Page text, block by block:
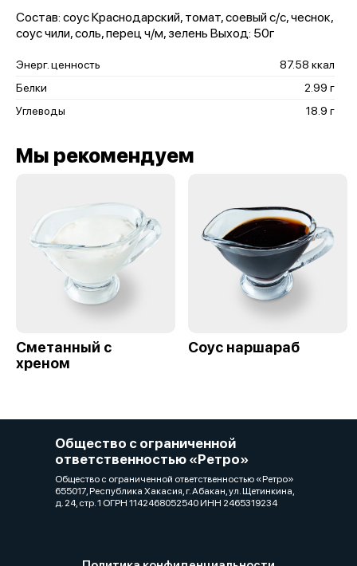
Состав: соус Краснодарский, томат, соевый с/с, чеснок,
соус чили, соль, перец ч/м, зелень Выход: 50г
Энерг. ценность
87.58 ккал
Белки
2.99 г
Углеводы
18.9 г
Мы рекомендуем
Сметанный с
хреном
Соус наршараб
Общество с ограниченной
ответственностью «Ретро»
Общество с ограниченной ответственностью «Ретро»
655017, Республика Хакасия, г. Абакан, ул. Щетинкина,
д. 24, стр. 1 ОГРН 1142468052540 ИНН 2465319234